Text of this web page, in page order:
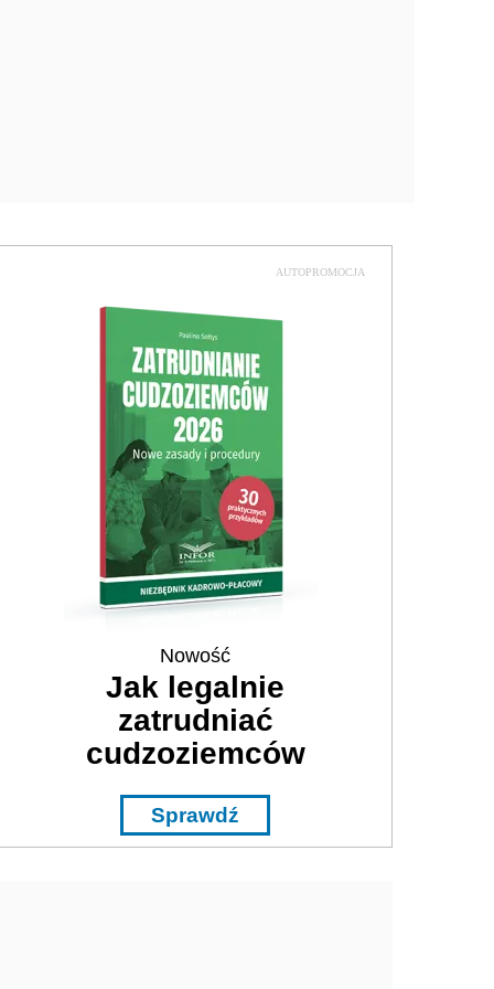
AUTOPROMOCJA
Nowość
Jak legalnie
zatrudniać
cudzoziemców
Sprawdź